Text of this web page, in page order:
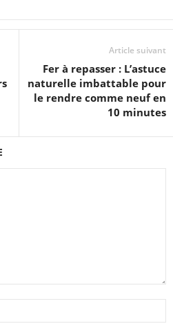
Article suivant
Fer à repasser : L’astuce
naturelle imbattable pour
le rendre comme neuf en
10 minutes